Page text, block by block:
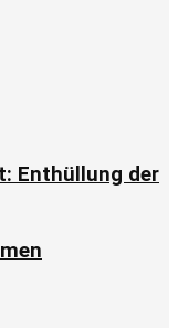
Enthüllung der